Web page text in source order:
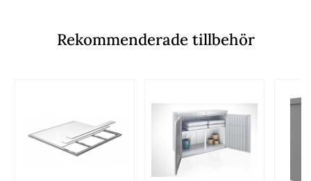
Rekommenderade tillbehör